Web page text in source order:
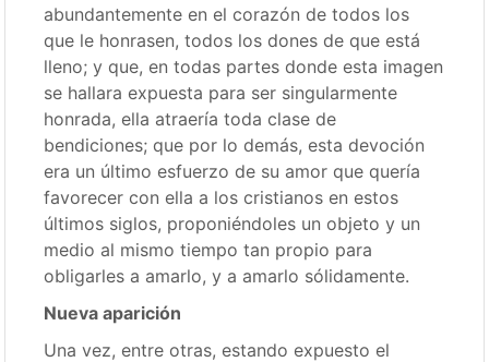
abundantemente en el corazón de todos los
que le honrasen, todos los dones de que está
lleno; y que, en todas partes donde esta imagen
se hallara expuesta para ser singularmente
honrada, ella atraería toda clase de
bendiciones; que por lo demás, esta devoción
era un último esfuerzo de su amor que quería
favorecer con ella a los cristianos en estos
últimos siglos, proponiéndoles un objeto y un
medio al mismo tiempo tan propio para
obligarles a amarlo, y a amarlo sólidamente.
Nueva aparición
Una vez, entre otras, estando expuesto el